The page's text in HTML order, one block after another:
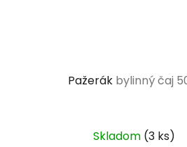
Pažerák bylinný čaj
Skladom (3 ks)